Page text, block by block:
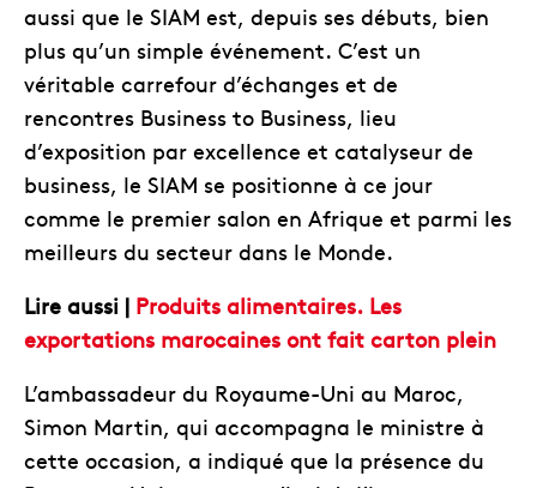
aussi que le SIAM est, depuis ses débuts, bien
plus qu’un simple événement. C’est un
véritable carrefour d’échanges et de
rencontres Business to Business, lieu
d’exposition par excellence et catalyseur de
business, le SIAM se positionne à ce jour
comme le premier salon en Afrique et parmi les
meilleurs du secteur dans le Monde.
Lire aussi | Produits alimentaires. Les
exportations marocaines ont fait carton plein
L’ambassadeur du Royaume-Uni au Maroc,
Simon Martin, qui accompagna le ministre à
cette occasion, a indiqué que la présence du